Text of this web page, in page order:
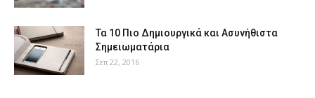
Τα 10 Πιο Δημιουργικά και Ασυνήθιστα
Σημειωματάρια
Σεπ 22, 2016